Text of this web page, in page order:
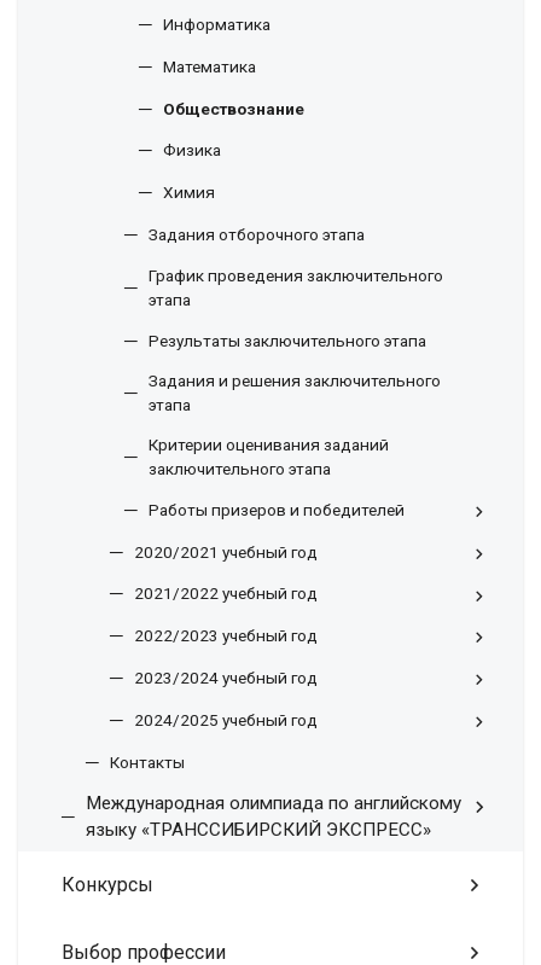
Информатика
Математика
Обществознание
Физика
Химия
Задания отборочного этапа
График проведения заключительного
этапа
Результаты заключительного этапа
Задания и решения заключительного
этапа
Критерии оценивания заданий
заключительного этапа
Работы призеров и победителей
2020/2021 учебный год
2021/2022 учебный год
2022/2023 учебный год
2023/2024 учебный год
2024/2025 учебный год
Контакты
Международная олимпиада по английскому
языку «ТРАНССИБИРСКИЙ ЭКСПРЕСС»
Конкурсы
Выбор профессии